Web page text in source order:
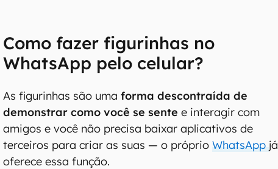
Como fazer figurinhas no
WhatsApp pelo celular?
As figurinhas são umaforma descontraída de
demonstrar como você se sente e interagir com
amigos e você não precisa baixar aplicativos de
terceiros para criar as suas — o próprioWhatsApp já
oferece essa função.